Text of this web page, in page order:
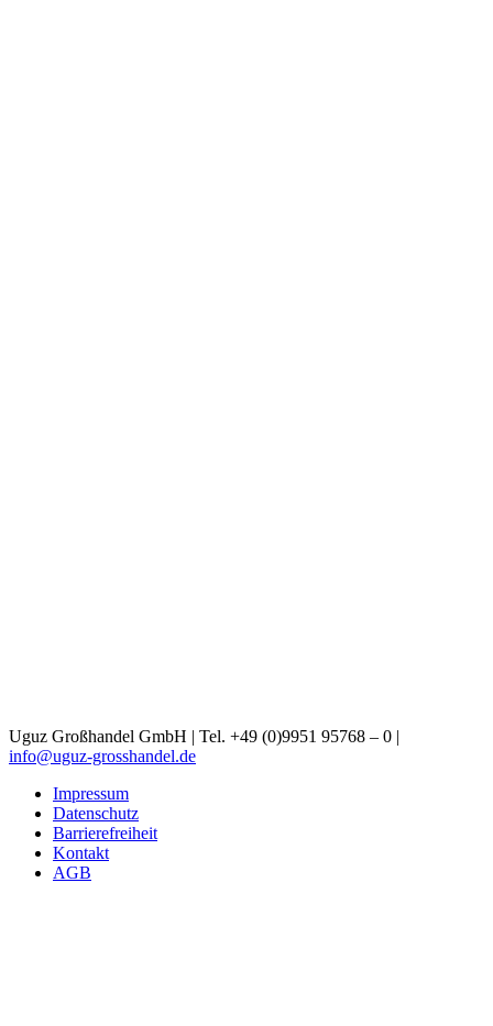
Uguz Großhandel GmbH | Tel. +49 (0)9951 95768 – 0 |
info@uguz-grosshandel.de
Impressum
Datenschutz
Barrierefreiheit
Kontakt
AGB